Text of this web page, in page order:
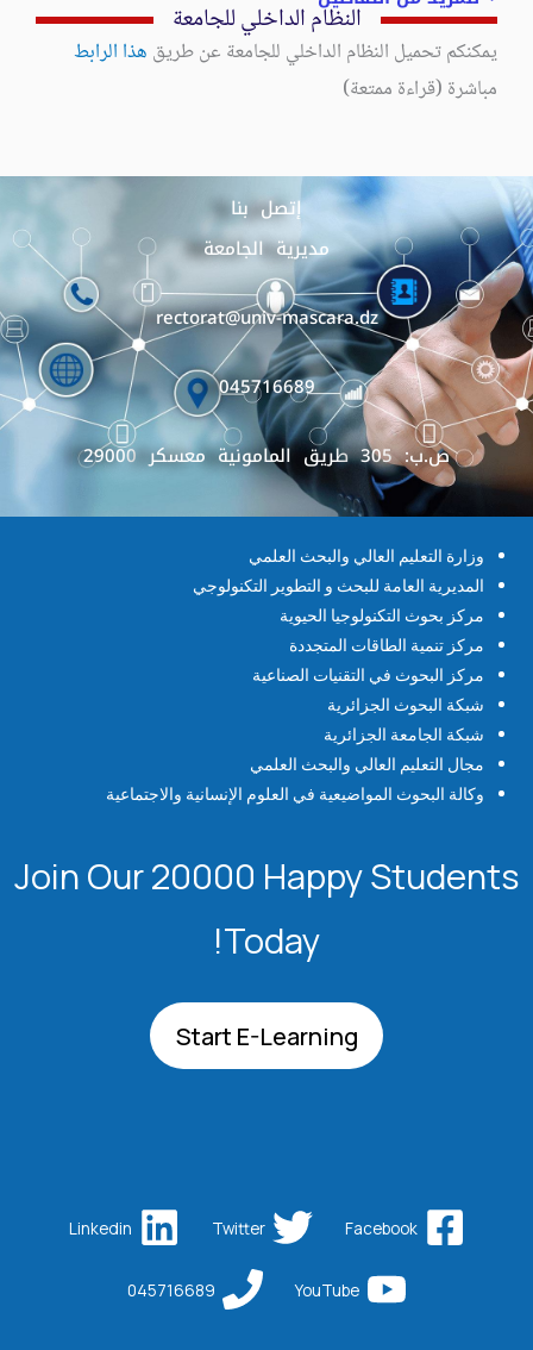
النظام الداخلي للجامعة
يمكنكم تحميل النظام الداخلي للجامعة عن طريق هذا الرابط
مباشرة (قراءة ممتعة)
إتصل بنا
مديرية الجامعة
rectorat@univ-mascara.dz
045716689
ص.ب: 305 طريق المامونية معسكر 29000
وزارة التعليم العالي والبحث العلمي
المديرية العامة للبحث و التطوير التكنولوجي
مركز بحوث التكنولوجيا الحيوية
مركز تنمية الطاقات المتجددة
مركز البحوث في التقنيات الصناعية
شبكة البحوث الجزائرية
شبكة الجامعة الجزائرية
مجال التعليم العالي والبحث العلمي
وكالة البحوث المواضيعية في العلوم الإنسانية والاجتماعية
Join Our 20000 Happy Students​
Today!
Start E-Learning
Facebook
Twitter
Linkedin
YouTube
045716689